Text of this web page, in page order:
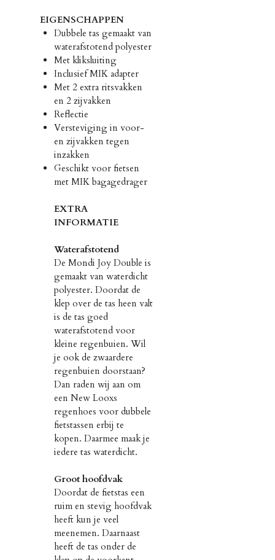
EIGENSCHAPPEN
Dubbele tas gemaakt van
waterafstotend polyester
Met kliksluiting
Inclusief MIK adapter
Met 2 extra ritsvakken
en 2 zijvakken
Reflectie
Versteviging in voor-
en zijvakken tegen
inzakken
Geschikt voor fietsen
met MIK bagagedrager
EXTRA
INFORMATIE
Waterafstotend
De Mondi Joy Double is
gemaakt van waterdicht
polyester. Doordat de
klep over de tas heen valt
is de tas goed
waterafstotend voor
kleine regenbuien. Wil
je ook de zwaardere
regenbuien doorstaan?
Dan raden wij aan om
een New Looxs
regenhoes voor dubbele
fietstassen erbij te
kopen. Daarmee maak je
iedere tas waterdicht.
Groot hoofdvak
Doordat de fietstas een
ruim en stevig hoofdvak
heeft kun je veel
meenemen. Daarnaast
heeft de tas onder de